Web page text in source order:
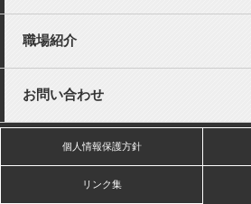
職場紹介
お問い合わせ
個人情報保護方針
リンク集